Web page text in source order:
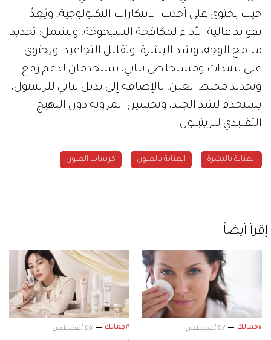
حيث يحتوي على أحدث الابتكارات التكنولوجية، ويَعِدُ
بفوائد عالية الأداء لمكافحة الشيخوخة، وتشمل: تحديد
ملامح الوجه، وشد البشرة، وتقليل التجاعيد، ويحتوي
على ببتيدات ومستخلص نباتي، يستخدمان لدعم رفع
وتحديد محيط العين، بالإضافة إلى بديل نباتي للريتينول،
يستخدم لشد الجلد، وتحسين المرونة دون التهيج
التقليدي للريتينول.
العناية بالبشرة العناية بالعيون كريمات العيون
إقرأ أيضاً
#جمالك 07 أغسطس #جمالك 06 أغسطس